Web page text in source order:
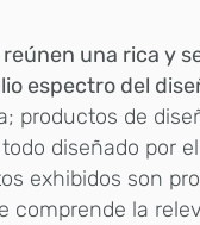
reúnen una rica y
espectro del
productos de
diseñado por
exhibidos son
comprende la